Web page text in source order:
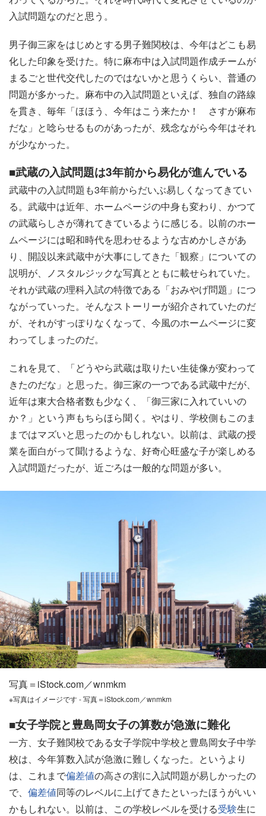
入試問題なのだと思う。
男子御三家をはじめとする男子難関校は、今年はどこも易
化した印象を受けた。特に麻布中は入試問題作成チームが
まるごと世代交代したのではないかと思うくらい、普通の
問題が多かった。麻布中の入試問題といえば、独自の路線
を貫き、毎年「ほほう、今年はこう来たか！ さすが麻布
だな」と唸らせるものがあったが、残念ながら今年はそれ
が少なかった。
■武蔵の入試問題は3年前から易化が進んでいる
武蔵中の入試問題も3年前からだいぶ易しくなってきてい
る。武蔵中は近年、ホームページの中身も変わり、かつて
の武蔵らしさが薄れてきているように感じる。以前のホー
ムページには昭和時代を思わせるような古めかしさがあ
り、開設以来武蔵中が大事にしてきた「観察」についての
説明が、ノスタルジックな写真とともに載せられていた。
それが武蔵の理科入試の特徴である「おみやげ問題」につ
ながっていった。そんなストーリーが紹介されていたのだ
が、それがすっぽりなくなって、今風のホームページに変
わってしまったのだ。
これを見て、「どうやら武蔵は取りたい生徒像が変わって
きたのだな」と思った。御三家の一つである武蔵中だが、
近年は東大合格者数も少なく、「御三家に入れていいの
か？」という声もちらほら聞く。やはり、学校側もこのま
まではマズいと思ったのかもしれない。以前は、武蔵の授
業を面白がって聞けるような、好奇心旺盛な子が楽しめる
入試問題だったが、近ごろは一般的な問題が多い。
写真＝iStock.com／wnmkm
※写真はイメージです - 写真＝iStock.com／wnmkm
■女子学院と豊島岡女子の算数が急激に難化
一方、女子難関校である女子学院中学校と豊島岡女子中学
校は、今年算数入試が急激に難しくなった。というより
は、これまで偏差値の高さの割に入試問題が易しかったの
で、 偏差値同等のレベルに上げてきたといったほうがいい
かもしれない。以前は、この学校レベルを受ける受験生に